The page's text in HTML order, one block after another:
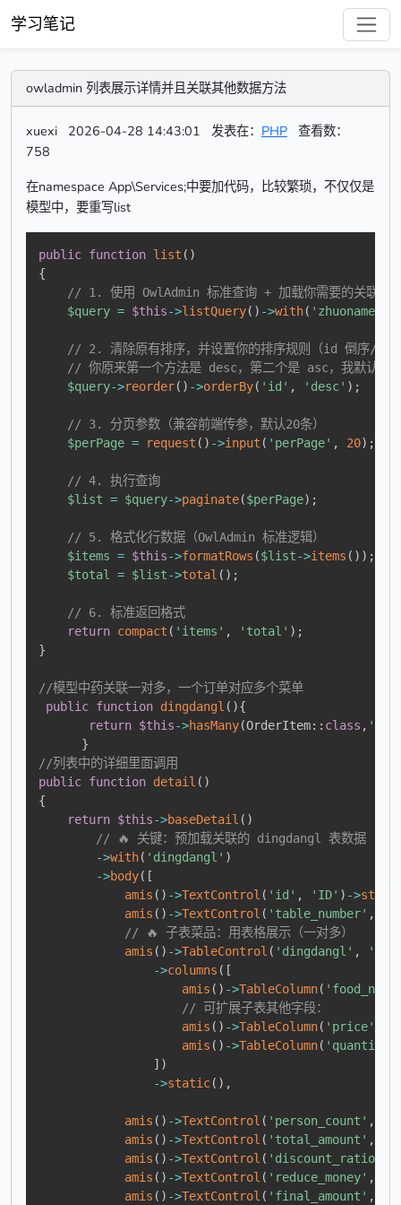
学习笔记
owladmin 列表展示详情并且关联其他数据方法
xuexi 2026-04-28 14:43:01 发表在： PHP 查看数：
758
在namespace App\Services;中要加代码，比较繁琐，不仅仅是
模型中，要重写list
public function list ( )
{
// 1. 使用 OwlAdmin 标准查询 + 加载你需要的关联表
$query = $this->listQuery( ) ->with( 'zhuonamegl'
// 2. 清除原有排序，并设置你的排序规则（id 倒序/正序
// 你原来第一个方法是 desc，第二个是 asc，我默认用
$query->reorder( ) ->orderBy( 'id' , 'desc' ) ;
// 3. 分页参数（兼容前端传参，默认20条）
$perPage = request ( ) ->input ( 'perPage' , 20) ;
// 4. 执行查询
$list = $query->paginate($perPage) ;
// 5. 格式化行数据（OwlAdmin 标准逻辑）
$items = $this->formatRows ($list->items ( ) ) ;
$total
= $list->total ( ) ;
// 6. 标准返回格式
return compact ( 'items' , 'total' ) ;
}
//模型中药关联一对多，一个订单对应多个菜单
public function dingdangl ( ){
return $this->hasMany(OrderItem:: class ,
}
//列表中的详细里面调用
public function detail ( )
{
return $this->baseDetail ( )
// 🔥 关键：预加载关联的 dingdangl 表数据
->with( 'dingdangl' )
->body( [
amis ( ) ->TextControl ( 'id' , 'ID' ) ->
amis ( ) ->TextControl ( 'table_number' ,
// 🔥 子表菜品：用表格展示（一对多）
amis ( ) ->TableControl ( 'dingdangl' ,
'菜
->columns ( [
amis ( ) ->TableColumn(
// 可扩展子表其他字段：
amis ( ) ->TableColumn( 'price'
amis ( ) ->TableColumn( 'quantity'
] )
->static( ) ,
amis ( ) ->TextControl ( 'person_count' ,
amis ( ) ->TextControl ( 'total_amount' ,
amis ( ) ->TextControl ( 'discount_ratio'
amis ( ) ->TextControl ( 'reduce_money' ,
amis ( ) ->TextControl ( 'final_amount' ,